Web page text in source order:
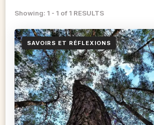
Showing: 1 - 1 of 1 RESULTS
SAVOIRS ET RÉFLEXIONS